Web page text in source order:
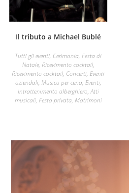
Il tributo a Michael Bublé
Tutti gli eventi, Cerimonia,Festa di
Natale, Ricevimento cocktail,
Ricevimento cocktail, Concerti,Eventi
aziendali, Musica per cena, Eventi,
Intrattenimento alberghiero,Atti
musicali, Festa privata, Matrimoni